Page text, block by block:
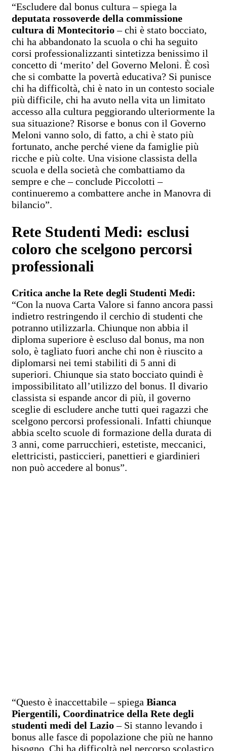
“Escludere dal bonus cultura – spiega la
deputata rossoverde della commissione
cultura di Montecitorio– chi è stato bocciato,
chi ha abbandonato la scuola o chi ha seguito
corsi professionalizzanti sintetizza benissimo il
concetto di ‘merito’ del Governo Meloni. È così
che si combatte la povertà educativa? Si punisce
chi ha difficoltà, chi è nato in un contesto sociale
più difficile, chi ha avuto nella vita un limitato
accesso alla cultura peggiorando ulteriormente la
sua situazione? Risorse e bonus con il Governo
Meloni vanno solo, di fatto, a chi è stato più
fortunato, anche perché viene da famiglie più
ricche e più colte. Una visione classista della
scuola e della società che combattiamo da
sempre e che – conclude Piccolotti –
continueremo a combattere anche in Manovra di
bilancio”.
Rete Studenti Medi: esclusi
coloro che scelgono percorsi
professionali
Critica anche la Rete degli Studenti Medi:
“Con la nuova Carta Valore si fanno ancora passi
indietro restringendo il cerchio di studenti che
potranno utilizzarla. Chiunque non abbia il
diploma superiore è escluso dal bonus, ma non
solo, è tagliato fuori anche chi non è riuscito a
diplomarsi nei temi stabiliti di 5 anni di
superiori. Chiunque sia stato bocciato quindi è
impossibilitato all’utilizzo del bonus. Il divario
classista si espande ancor di più, il governo
sceglie di escludere anche tutti quei ragazzi che
scelgono percorsi professionali. Infatti chiunque
abbia scelto scuole di formazione della durata di
3 anni, come parrucchieri, estetiste, meccanici,
elettricisti, pasticcieri, panettieri e giardinieri
non può accedere al bonus”.
“Questo è inaccettabile – spiega Bianca
Piergentili, Coordinatrice della Rete degli
studenti medi del Lazio– Si stanno levando i
bonus alle fasce di popolazione che più ne hanno
bisogno. Chi ha difficoltà nel percorso scolastico